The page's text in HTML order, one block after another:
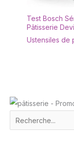
Test Bosch
Pâtisserie
Ustensiles de